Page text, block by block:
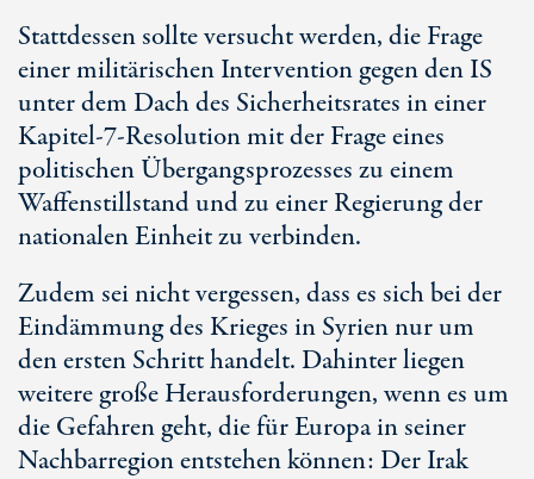
Stattdessen sollte versucht werden, die Frage
einer militärischen Intervention gegen den IS
unter dem Dach des Sicherheitsrates in einer
Kapitel-7-Resolution mit der Frage eines
politischen Übergangsprozesses zu einem
Waffenstillstand und zu einer Regierung der
nationalen Einheit zu verbinden.
Zudem sei nicht vergessen, dass es sich bei der
Eindämmung des Krieges in Syrien nur um
den ersten Schritt handelt. Dahinter liegen
weitere große Herausforderungen, wenn es um
die Gefahren geht, die für Europa in seiner
Nachbarregion entstehen können: Der Irak